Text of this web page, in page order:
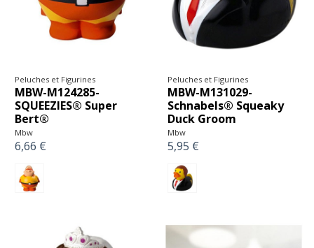
Peluches et Figurines
MBW-M124285-
SQUEEZIES® Super
Bert®
Mbw
6,66 €
Peluches et Figurines
MBW-M131029-
Schnabels® Squeaky
Duck Groom
Mbw
5,95 €